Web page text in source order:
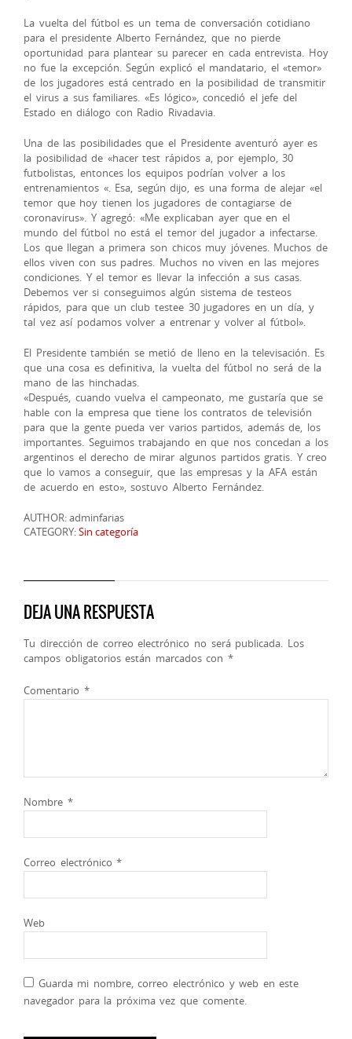
La vuelta del fútbol es un tema de conversación cotidiano
para el presidente Alberto Fernández, que no pierde
oportunidad para plantear su parecer en cada entrevista. Hoy
no fue la excepción. Según explicó el mandatario, el «temor»
de los jugadores está centrado en la posibilidad de transmitir
el virus a sus familiares. «Es lógico», concedió el jefe del
Estado en diálogo con Radio Rivadavia.
Una de las posibilidades que el Presidente aventuró ayer es
la posibilidad de «hacer test rápidos a, por ejemplo, 30
futbolistas, entonces los equipos podrían volver a los
entrenamientos «. Esa, según dijo, es una forma de alejar «el
temor que hoy tienen los jugadores de contagiarse de
coronavirus». Y agregó: «Me explicaban ayer que en el
mundo del fútbol no está el temor del jugador a infectarse.
Los que llegan a primera son chicos muy jóvenes. Muchos de
ellos viven con sus padres. Muchos no viven en las mejores
condiciones. Y el temor es llevar la infección a sus casas.
Debemos ver si conseguimos algún sistema de testeos
rápidos, para que un club testee 30 jugadores en un día, y
tal vez así podamos volver a entrenar y volver al fútbol».
El Presidente también se metió de lleno en la televisación. Es
que una cosa es definitiva, la vuelta del fútbol no será de la
mano de las hinchadas.
«Después, cuando vuelva el campeonato, me gustaría que se
hable con la empresa que tiene los contratos de televisión
para que la gente pueda ver varios partidos, además de, los
importantes. Seguimos trabajando en que nos concedan a los
argentinos el derecho de mirar algunos partidos gratis. Y creo
que lo vamos a conseguir, que las empresas y la AFA están
de acuerdo en esto», sostuvo Alberto Fernández.
AUTHOR: adminfarias
CATEGORY:Sin categoría
DEJA UNA RESPUESTA
Tu dirección de correo electrónico no será publicada. Los
campos obligatorios están marcados con *
Comentario *
Nombre *
Correo electrónico*
Web
Guarda mi nombre, correo electrónico y web en este
navegador para la próxima vez que comente.